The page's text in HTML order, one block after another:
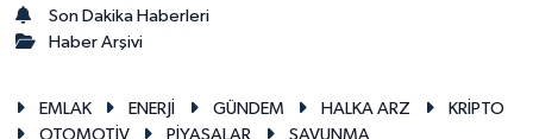
Son Dakika Haberleri
Haber Arşivi
EMLAK ENERJİ GÜNDEM HALKA ARZ
KRİPTO
OTOMOTİV
PİYASALAR SAVUNMA